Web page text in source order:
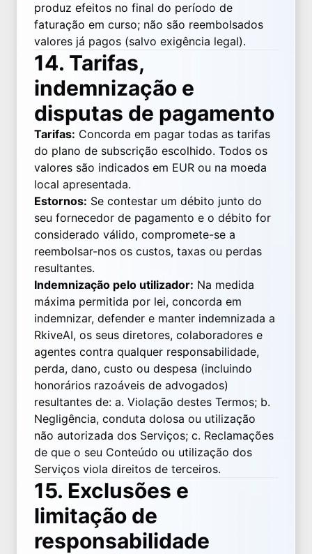
produz efeitos no final do período de
faturação em curso; não são reembolsados
valores já pagos (salvo exigência legal).
14. Tarifas,
indemnização e
disputas de pagamento
Tarifas: Concorda em pagar todas as tarifas
do plano de subscrição escolhido. Todos os
valores são indicados em EUR ou na moeda
local apresentada.
Estornos: Se contestar um débito junto do
seu fornecedor de pagamento e o débito for
considerado válido, compromete-se a
reembolsar-nos os custos, taxas ou perdas
resultantes.
Indemnização pelo utilizador: Na medida
máxima permitida por lei, concorda em
indemnizar, defender e manter indemnizada a
RkiveAI, os seus diretores, colaboradores e
agentes contra qualquer responsabilidade,
perda, dano, custo ou despesa (incluindo
honorários razoáveis de advogados)
resultantes de: a. Violação destes Termos; b.
Negligência, conduta dolosa ou utilização
não autorizada dos Serviços; c. Reclamações
de que o seu Conteúdo ou utilização dos
Serviços viola direitos de terceiros.
15. Exclusões e
limitação de
responsabilidade